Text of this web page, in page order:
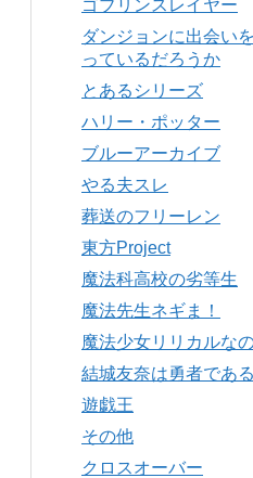
ゴブリンスレイヤー
ダンジョンに出会い
っているだろうか
とあるシリーズ
ハリー・ポッター
ブルーアーカイブ
やる夫スレ
葬送のフリーレン
東方Project
魔法科高校の劣等生
魔法先生ネギま！
魔法少女リリカルな
結城友奈は勇者である
遊戯王
その他
クロスオーバー